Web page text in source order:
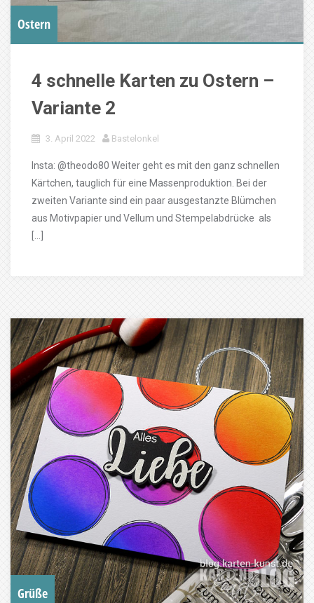
Ostern
4 schnelle Karten zu Ostern –
Variante 2
3. April 2022 Bastelonkel
Insta: @theodo80 Weiter geht es mit den ganz schnellen
Kärtchen, tauglich für eine Massenproduktion. Bei der
zweiten Variante sind ein paar ausgestanzte Blümchen
aus Motivpapier und Vellum und Stempelabdrücke als
Grüße